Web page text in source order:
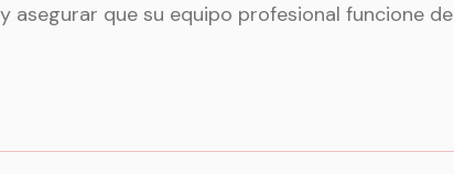
que su equipo profesional funcione de